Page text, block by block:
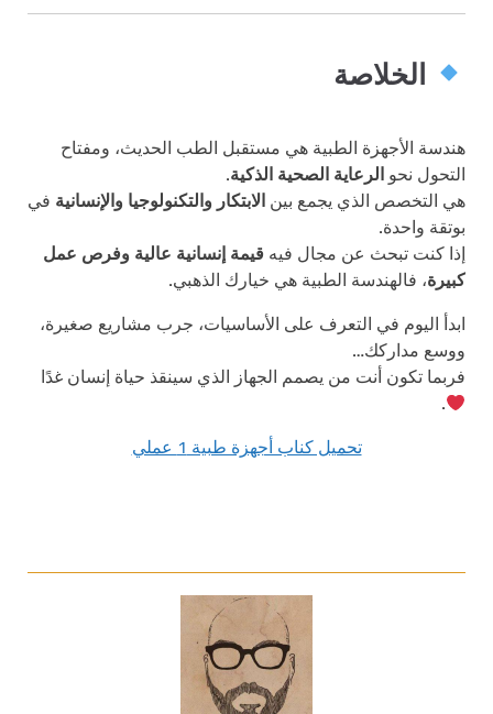
الخلاصة
هندسة الأجهزة الطبية هي مستقبل الطب الحديث، ومفتاح
التحول نحو الرعاية الصحية الذكية.
هي التخصص الذي يجمع بين الابتكار والتكنولوجيا والإنسانية في
بوتقة واحدة.
إذا كنت تبحث عن مجال فيه قيمة إنسانية عالية وفرص عمل
كبيرة، فالهندسة الطبية هي خيارك الذهبي.
ابدأ اليوم في التعرف على الأساسيات، جرب مشاريع صغيرة،
ووسع مداركك…
فربما تكون أنت من يصمم الجهاز الذي سينقذ حياة إنسان غدًا
.
تحميل كناب أجهزة طبية 1 عملي